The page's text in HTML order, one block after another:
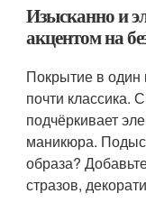
Изысканно и
акцентом на
Покрытие в один
почти классика.
подчёркивает
маникюра.
образа?
стразов,